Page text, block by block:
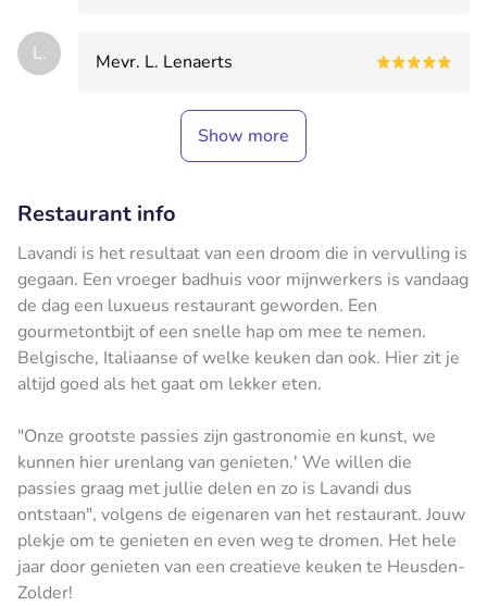
L. Mevr. L. Lenaerts
Show more
Restaurant info
Lavandi is het resultaat van een droom die in vervulling is
gegaan. Een vroeger badhuis voor mijnwerkers is vandaag
de dag een luxueus restaurant geworden. Een
gourmetontbijt of een snelle hap om mee te nemen.
Belgische, Italiaanse of welke keuken dan ook. Hier zit je
altijd goed als het gaat om lekker eten.
"Onze grootste passies zijn gastronomie en kunst, we
kunnen hier urenlang van genieten.' We willen die
passies graag met jullie delen en zo is Lavandi dus
ontstaan", volgens de eigenaren van het restaurant. Jouw
plekje om te genieten en even weg te dromen. Het hele
jaar door genieten van een creatieve keuken te Heusden-
Zolder!